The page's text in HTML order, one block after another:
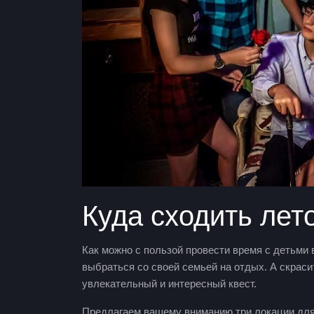
Куда сходить
Как можно с пользой провести время с
выбраться со своей семьей на отдых. А
увлекательный и интересный квест.
Предлагаем вашему вниманию три локации